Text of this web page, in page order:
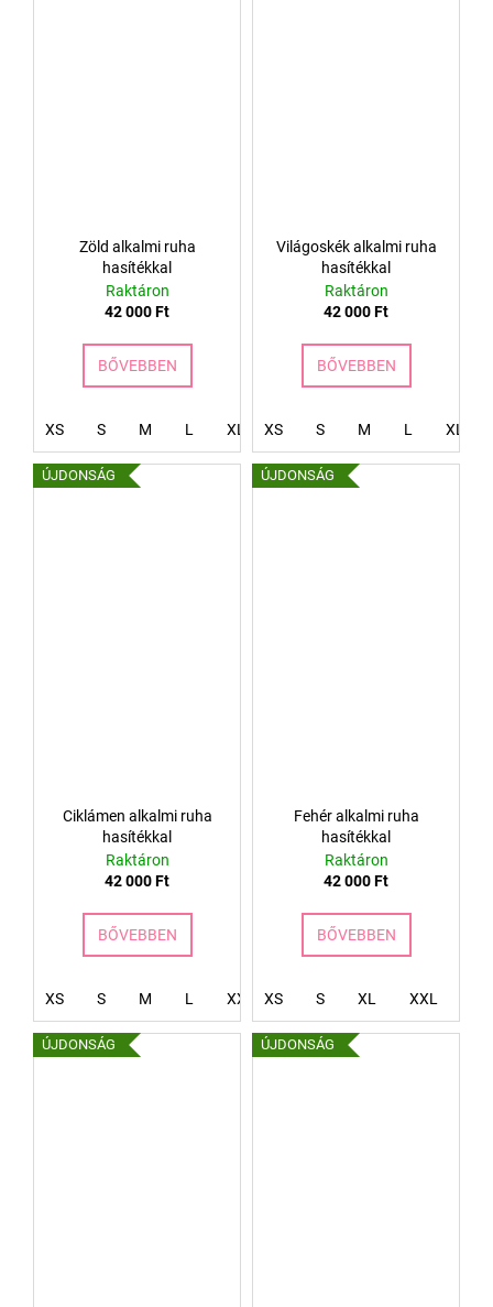
Zöld alkalmi ruha
hasítékkal
Raktáron
42 000 Ft
BŐVEBBEN
XS S M L XL XXL XXXL
Világoskék alkalmi ruha
hasítékkal
Raktáron
42 000 Ft
BŐVEBBEN
XS S M L XL
ÚJDONSÁG
Ciklámen alkalmi ruha
hasítékkal
Raktáron
42 000 Ft
BŐVEBBEN
XS S M L XXL
ÚJDONSÁG
Fehér alkalmi ruha
hasítékkal
Raktáron
42 000 Ft
BŐVEBBEN
XS S XL XXL
ÚJDONSÁG ÚJDONSÁG